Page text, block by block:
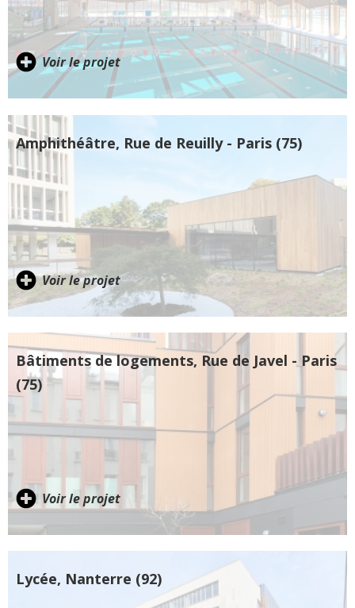
Voir le projet
Amphithéâtre, Rue de Reuilly - Paris (75)
Voir le projet
Bâtiments de logements, Rue de Javel - Paris
(75)
Voir le projet
Lycée, Nanterre (92)